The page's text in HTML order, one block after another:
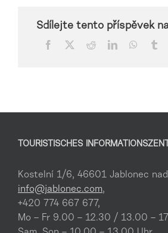
Sdílejte tento příspěvek
Facebook RedditLinkedIn
TOURISTISCHES
Kostelní 1/6, 46601 Jablonec
info@jablonec.com,
+420 774 667 677,
Mo – Fr 9.00 – 12.30 / 13.00 –